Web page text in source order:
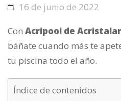
16 de junio de 2022
Con Acripool de Acristalar
báñate cuando más te
tu piscina todo el año.
Índice de contenidos